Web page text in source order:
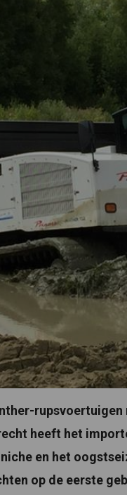
rupsvoertuigen
heeft het
en het
op de eerste